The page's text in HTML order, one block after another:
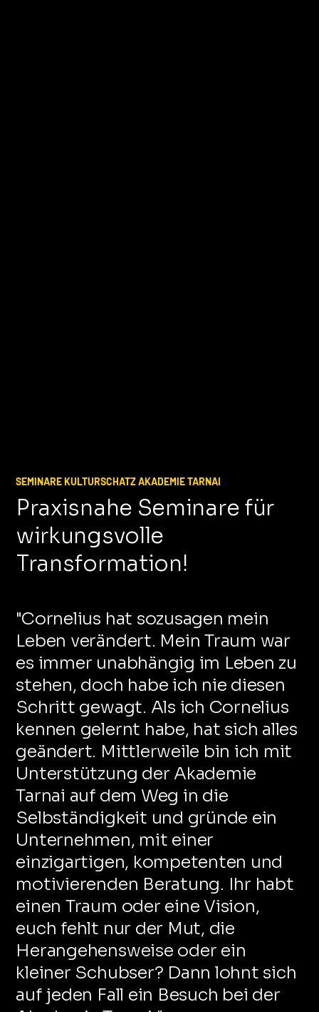
SEMINARE KULTURSCHATZ AKADEMIE TARNAI
Praxisnahe Seminare für
wirkungsvolle
Transformation!
"Cornelius hat sozusagen mein
Leben verändert. Mein Traum war
es immer unabhängig im Leben zu
stehen, doch habe ich nie diesen
Schritt gewagt. Als ich Cornelius
kennen gelernt habe, hat sich alles
geändert. Mittlerweile bin ich mit
Unterstützung der Akademie
Tarnai auf dem Weg in die
Selbständigkeit und gründe ein
Unternehmen, mit einer
einzigartigen, kompetenten und
motivierenden Beratung. Ihr habt
einen Traum oder eine Vision,
euch fehlt nur der Mut, die
Herangehensweise oder ein
kleiner Schubser? Dann lohnt sich
auf jeden Fall ein Besuch bei der